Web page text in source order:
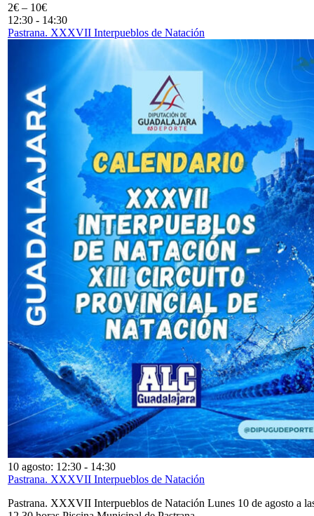
2€ – 10€
12:30 - 14:30
Pastrana. XXXVII Interpueblos de Natación
10 agosto: 12:30 - 14:30
Pastrana. XXXVII Interpueblos de Natación
Pastrana. XXXVII Interpueblos de Natación Lunes 10 de agosto a